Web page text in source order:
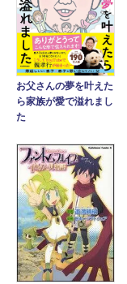
お父さんの夢を叶えた
ら家族が愛で溢れまし
た